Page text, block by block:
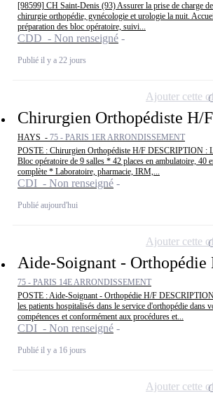
[98599] CH Saint-Denis (93) Assurer la prise de charge
chirurgie orthopédie, gynécologie et urologie la nuit.
préparation des bloc opératoire, suivi...
CDD - Non renseigné
Publié il y a 22 jours
Chirurgien Orthopédiste H/F
HAYS - 75 - PARIS 1ER ARRONDISSEMENT
POSTE : Chirurgien Orthopédiste H/F DESCRIPTION :
Bloc opératoire de 9 salles * 42 places en ambulatoire, 40
complète * Laboratoire, pharmacie, IRM,...
CDI - Non renseigné
Publié aujourd'hui
Ajouter cette
Aide-Soignant - Orthopédie
75 - PARIS 14E ARRONDISSEMENT
POSTE : Aide-Soignant - Orthopédie H/F
les patients hospitalisés dans le service d'orthopédie dans
compétences et conformément aux procédures et...
CDI - Non renseigné
Publié il y a 16 jours
Ajouter cette
Ajouter cette